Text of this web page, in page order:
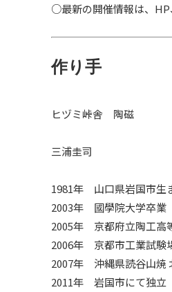
○最新の開催情報は、
作り手
ヒヅミ峠舎 陶磁
三浦圭司
1981年 山口県岩国市生
2003年 國學院大学卒業
2005年 京都府立陶工高
2006年 京都市工業試験
2007年 沖縄県読谷山焼
2011年 岩国市にて独立